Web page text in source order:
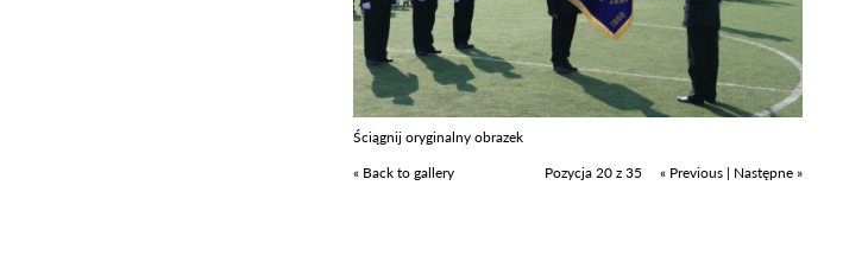
Ściągnij oryginalny obrazek
« Back to gallery
Pozycja 20 z 35 « Previous | Następne »